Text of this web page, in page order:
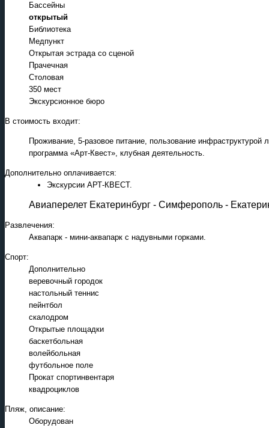
Бассейны
открытый
Библиотека
Медпункт
Открытая эстрада со сценой
Прачечная
Столовая
350 мест
Экскурсионное бюро
В стоимость входит:
Проживание, 5-разовое питание, пользование инфраструктурой
программа «Арт-Квест», клубная деятельность.
Дополнительно оплачивается:
Экскурсии АРТ-КВЕСТ.
Авиаперелет Екатеринбург - Симферополь -
Развлечения:
Аквапарк - мини-аквапарк с надувными горками.
Спорт:
Дополнительно
веревочный городок
настольный теннис
пейнтбол
скалодром
Открытые площадки
баскетбольная
волейбольная
футбольное поле
Прокат спортинвентаря
квадроциклов
Пляж, описание:
Оборудован